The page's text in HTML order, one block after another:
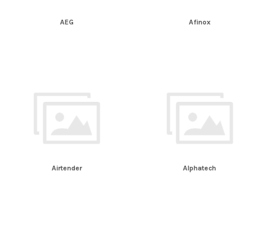
AEG Afinox
Airtender Alphatech